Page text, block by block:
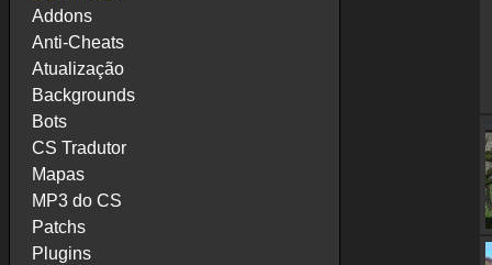
Addons
Anti-Cheats
Atualização
Backgrounds
Bots
CS Tradutor
Mapas
MP3 do CS
Patchs
Plugins